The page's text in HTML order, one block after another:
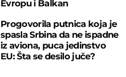
Evropu i Balkan
Progovorila putnica koja je
spasla Srbina da ne ispadne
iz aviona, puca jedinstvo
EU: Šta se desilo juče?